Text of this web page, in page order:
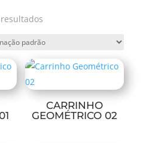
CARRINHO
GEOMÉTRICO 02